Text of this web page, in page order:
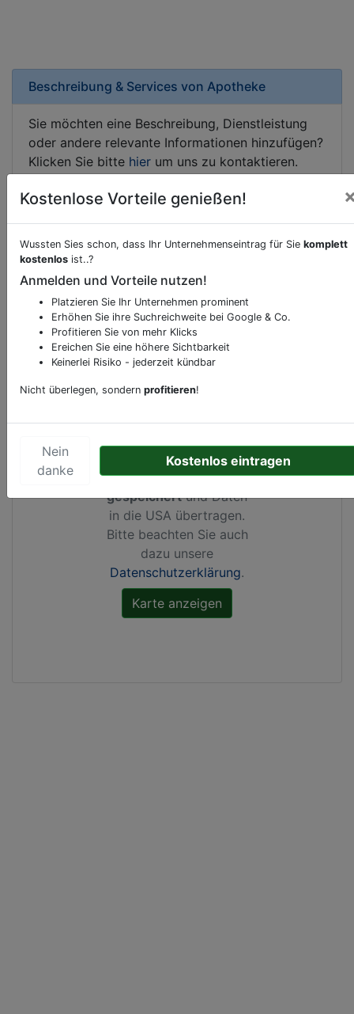
Beschreibung & Services von Apotheke
Sie möchten eine Beschreibung, Dienstleistung
oder andere relevante Informationen hinzufügen?
Klicken Sie bitte hier um uns zu kontaktieren.
Sonderangebote odere besondere Services, die
Ihren Wettbewerbern abheben.
KartenansichtSt. Peter Straße 6in
Hausmannstätten
Durch Aktivierung dieser
Google Maps Cookies
gesetzt, IhreIP-Adresse
gespeichertund Daten
in die USA übertragen.
Bitte beachten Sie auch
dazu unsere
Datenschutzerklärung.
Kostenlose Vorteile genießen!
Wussten Sies schon, dass Ihr Unternehmenseintrag für Sie komplett
kostenlos ist..?
Anmelden und Vorteile nutzen!
Platzieren Sie Ihr Unternehmen prominent
Erhöhen Sie ihre Suchreichweite bei Google & Co.
Profitieren Sie von mehr Klicks
Ereichen Sie eine höhere Sichtbarkeit
Keinerlei Risiko - jederzeit kündbar
Nicht überlegen, sondern profitieren!
Nein
danke
Kostenlos eintragen